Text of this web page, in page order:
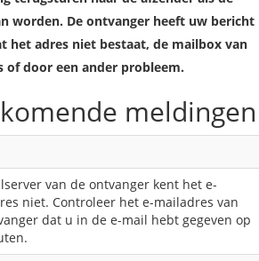
worden. De ontvanger heeft uw bericht
het adres niet bestaat, de mailbox van
of door een ander probleem.
meldingen
van de ontvanger kent het e-
niet. Controleer het e-mailadres van
dat u in de e-mail hebt gegeven op